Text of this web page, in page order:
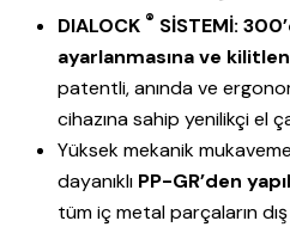
DIALOCK ® SİSTEMİ:
ayarlanmasına ve
patentli, anında ve
cihazına sahip yenilikçi el
Yüksek mekanik
dayanıklı PP-GR’den
tüm iç metal parçaların